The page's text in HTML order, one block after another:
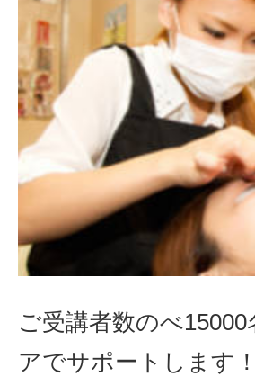
ご受講者数のべ
アでサポートします